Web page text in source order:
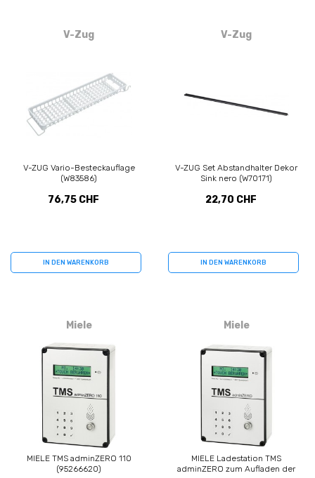
V-Zug
V-ZUG Vario-Besteckauflage
(W83586)
76,75 CHF
IN DEN WARENKORB
V-Zug
V-ZUG Set Abstandhalter Dekor
Sink nero (W70171)
22,70 CHF
IN DEN WARENKORB
Miele
MIELE TMS adminZERO 110
(95266620)
Miele
MIELE Ladestation TMS
adminZERO zum Aufladen der